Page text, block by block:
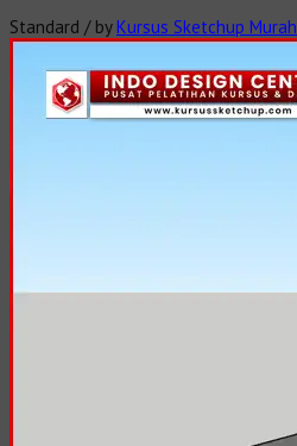
Standard / byKursus Sketchup Murah